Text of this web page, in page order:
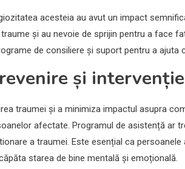
acesteia au avut un impact
și au nevoie de sprijin pentru a face
de consiliere și suport pentru a
și intervenție
traumei și a minimiza impactul asupra
afectate. Programul de asistență ar
a traumei. Este esențial ca
starea de bine mentală și emoțională.